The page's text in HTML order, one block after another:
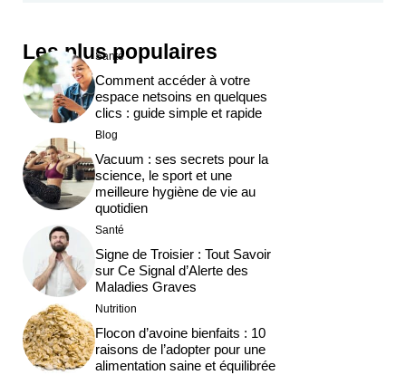
Les plus populaires
Santé
Comment accéder à votre
espace netsoins en quelques
clics : guide simple et rapide
Blog
Vacuum : ses secrets pour la
science, le sport et une
meilleure hygiène de vie au
quotidien
Santé
Signe de Troisier : Tout Savoir
sur Ce Signal d’Alerte des
Maladies Graves
Nutrition
Flocon d’avoine bienfaits : 10
raisons de l’adopter pour une
alimentation saine et équilibrée